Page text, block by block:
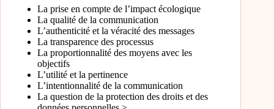
La prise en compte de l’impact écologique
La qualité de la communication
L’authenticité et la véracité des messages
La transparence des processus
La proportionnalité des moyens avec les
objectifs
L’utilité et la pertinence
L’intentionnalité de la communication
La question de la protection des droits et des